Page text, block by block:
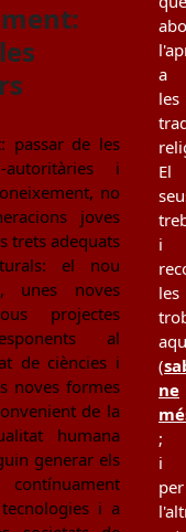
ment:
passar de les
i
no
joves
trets adequats
el nou
unes noves
projectes
al
de ciències i
noves formes
de la
humana
generar els
i a
a
les
El
i
les
(
ne
;
i
per